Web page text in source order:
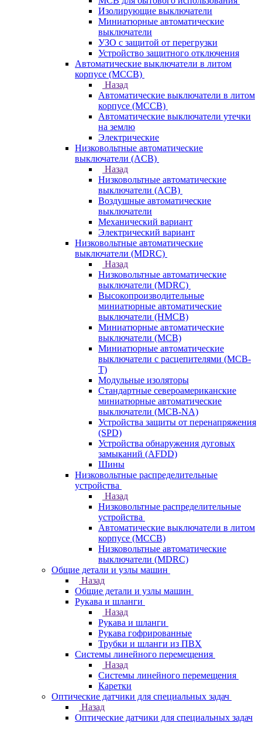
Изолирующие выключатели
Миниатюрные автоматические
выключатели
УЗО с защитой от перегрузки
Устройство защитного отключения
Автоматические выключатели в литом
корпусе (MCCB)
Назад
Автоматические выключатели в литом
корпусе (MCCB)
Автоматические выключатели утечки
на землю
Электрические
Низковольтные автоматические
выключатели (ACB)
Назад
Низковольтные автоматические
выключатели (ACB)
Воздушные автоматические
выключатели
Механический вариант
Электрический вариант
Низковольтные автоматические
выключатели (MDRC)
Назад
Низковольтные автоматические
выключатели (MDRC)
Высокопроизводительные
миниатюрные автоматические
выключатели (HMCB)
Миниатюрные автоматические
выключатели (MCB)
Миниатюрные автоматические
выключатели с расцепителями (MCB-
T)
Модульные изоляторы
Стандартные североамериканские
миниатюрные автоматические
выключатели (MCB-NA)
Устройства защиты от перенапряжения
(SPD)
Устройства обнаружения дуговых
замыканий (AFDD)
Шины
Низковольтные распределительные
устройства
Назад
Низковольтные распределительные
устройства
Автоматические выключатели в литом
корпусе (MCCB)
Низковольтные автоматические
выключатели (MDRC)
Общие детали и узлы машин
Назад
Общие детали и узлы машин
Рукава и шланги
Назад
Рукава и шланги
Рукава гофрированные
Трубки и шланги из ПВХ
Системы линейного перемещения
Назад
Системы линейного перемещения
Каретки
Оптические датчики для специальных задач
Назад
Оптические датчики для специальных задач